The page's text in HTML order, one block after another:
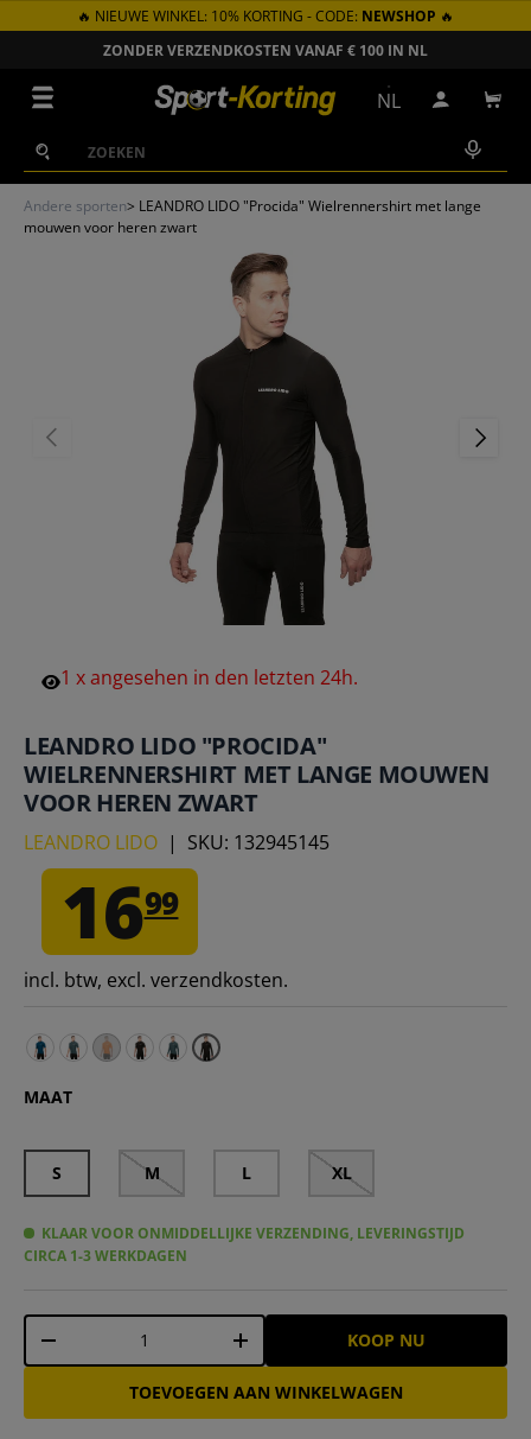
GA NAAR INHOUD
🔥 NIEUWE WINKEL: 10% KORTING - CODE: NEWSHOP 🔥
ZONDER VERZENDKOSTEN VANAF € 100 IN NL
Zoeken
Zoeken
NL Inloggen
Andere sporten> LEANDRO LIDO "Procida" Wielrennershirt met lange
mouwen voor heren zwart
VORIGE
1 xangesehen in den letzten 24h.
LEANDRO LIDO "PROCIDA"
WIELRENNERSHIRT MET LANGE MOUWEN
VOOR HEREN ZWART
LEANDRO LIDO | SKU: 132945145
1699
incl. btw, excl. verzendkosten.
MAAT
S M L XL
KLAAR VOOR ONMIDDELLIJKE VERZENDING, LEVERINGSTIJD
CIRCA 1-3 WERKDAGEN
Aantal
-
+ KOOP NU
TOEVOEGEN AAN WINKELWAGEN